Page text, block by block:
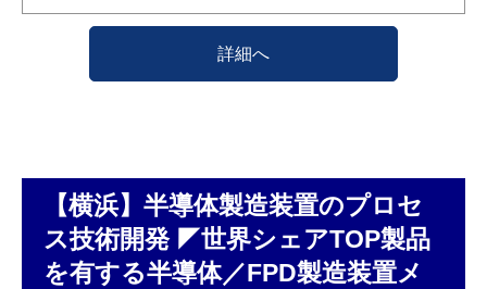
詳細へ
【横浜】半導体製造装置のプロセ
ス技術開発 ◤世界シェアTOP製品
を有する半導体／FPD製造装置メ